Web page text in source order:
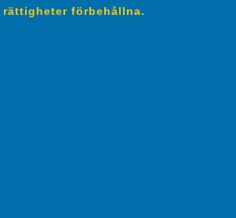
rättigheter förbehållna.